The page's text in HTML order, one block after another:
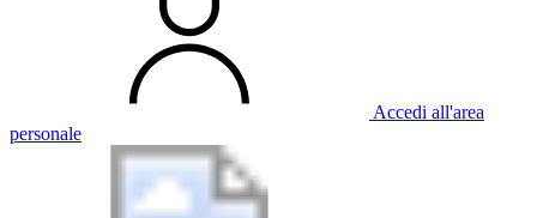
Accedi all'area
personale